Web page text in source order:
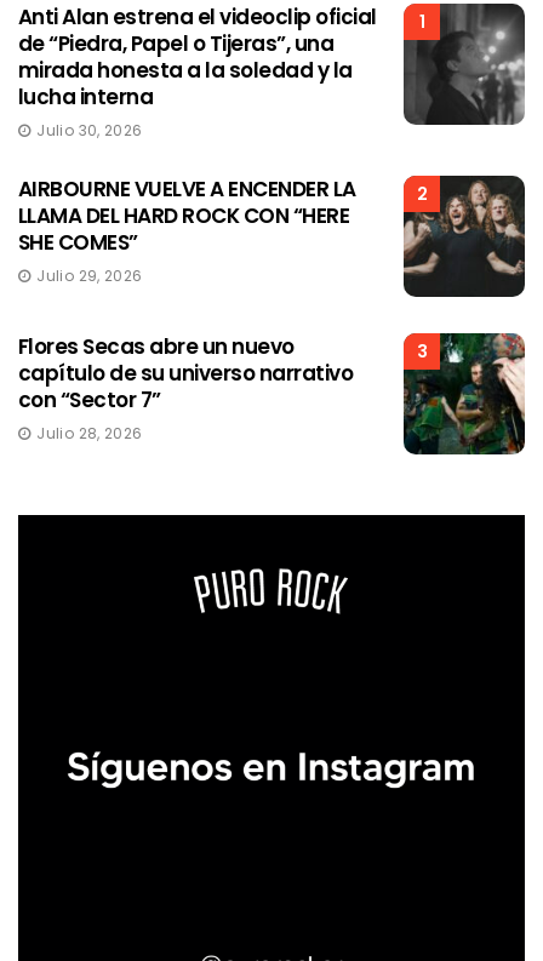
1
Anti Alan estrena el videoclip oficial
de “Piedra, Papel o Tijeras”, una
mirada honesta a la soledad y la
lucha interna
Julio 30, 2026
2
AIRBOURNE VUELVE A ENCENDER LA
LLAMA DEL HARD ROCK CON “HERE
SHE COMES”
Julio 29, 2026
3
Flores Secas abre un nuevo
capítulo de su universo narrativo
con “Sector 7”
Julio 28, 2026